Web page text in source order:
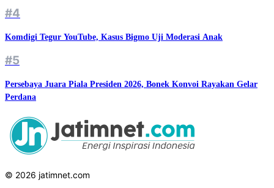
#4
Komdigi Tegur YouTube, Kasus Bigmo Uji Moderasi Anak
#5
Persebaya Juara Piala Presiden 2026, Bonek Konvoi Rayakan Gelar
Perdana
© 2026 jatimnet.com